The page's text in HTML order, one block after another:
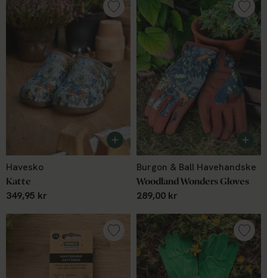
Havesko
Katte
349,95 kr
Burgon & Ball Havehandske
Woodland Wonders Gloves
289,00 kr